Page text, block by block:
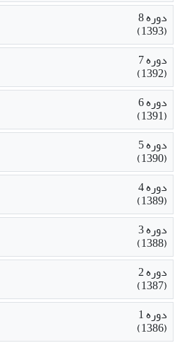
دوره 8
(1393)
دوره 7
(1392)
دوره 6
(1391)
دوره 5
(1390)
دوره 4
(1389)
دوره 3
(1388)
دوره 2
(1387)
دوره 1
(1386)